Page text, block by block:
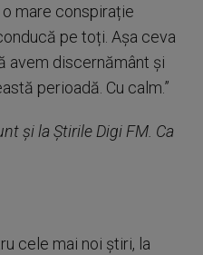
mare conspirație
pe toți. Așa ceva
avem discernământ și
perioadă. Cu calm.”
și la Știrile Digi FM. Ca
cele mai noi știri, la